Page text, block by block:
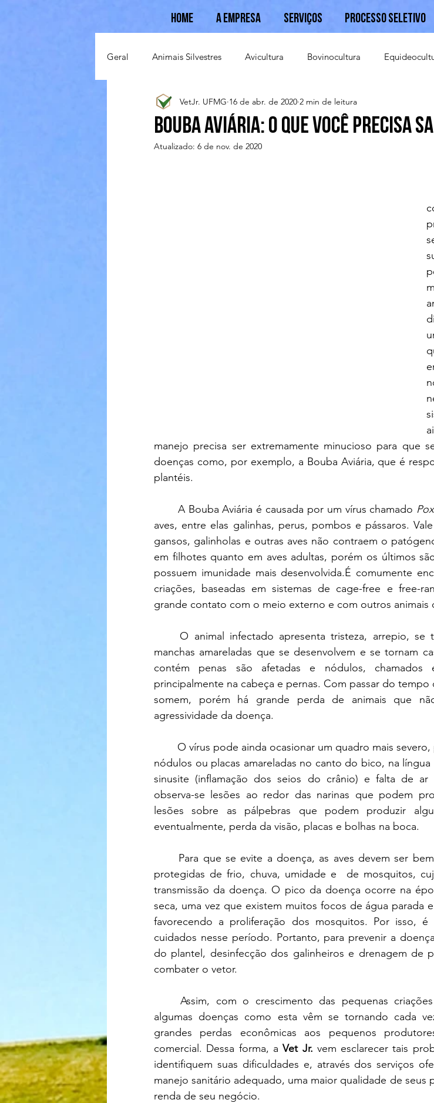
Home A Empresa Serviços Processo Seletivo
Geral Animais Silvestres Avicultura Bovinocultura
Suinocultura Ovinocultura Caprinocultura
Bouba Aviária: o que você precisa
VetJr. UFMG 16 de abr. de 2020 2 min de leitura
Atualizado: 6 de nov. de 2020
manejo precisa ser extremamente minucioso para que
doenças como, por exemplo, a Bouba Aviária, que é
plantéis.
	A Bouba Aviária é causada por um vírus chamado
aves, entre elas galinhas, perus, pombos e pássaros.
gansos, galinholas e outras aves não contraem o
em filhotes quanto em aves adultas, porém os últimos
possuem imunidade mais desenvolvida.É comumente
criações, baseadas em sistemas de cage-free e free-
grande contato com o meio externo e com outros animais
manchas amareladas que se desenvolvem e se tornam
contém penas são afetadas e nódulos, chamados
principalmente na cabeça e pernas. Com passar do tempo
somem, porém há grande perda de animais que
agressividade da doença.
nódulos ou placas amareladas no canto do bico, na
sinusite (inflamação dos seios do crânio) e falta de ar
observa-se lesões ao redor das narinas que podem
lesões sobre as pálpebras que podem produzir
eventualmente, perda da visão, placas e bolhas na boca.
protegidas de frio, chuva, umidade e  de mosquitos,
transmissão da doença. O pico da doença ocorre na
seca, uma vez que existem muitos focos de água parada
favorecendo a proliferação dos mosquitos. Por isso, é
cuidados nesse período. Portanto, para prevenir a
do plantel, desinfecção dos galinheiros e drenagem de
combater o vetor.
	Assim, com o crescimento das pequenas criações no Brasil, chamadas caipiras,
algumas doenças como esta vêm se tornando cada
grandes perdas econômicas aos pequenos
comercial. Dessa forma, a Vet Jr. vem esclarecer tais
identifiquem suas dificuldades e, através dos serviços
manejo sanitário adequado, uma maior qualidade de seus
renda de seu negócio.